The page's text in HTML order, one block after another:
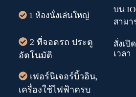
1 ห้องนั่งเล่นใหญ่
บน
สามา
2 ที่จอดรถ ประตู
อัตโนมัติ
สั่งเปิ
เวลา
เฟอร์นิเจอร์บิ้วอิน,
เครื่องใช้ไฟฟ้าครบ